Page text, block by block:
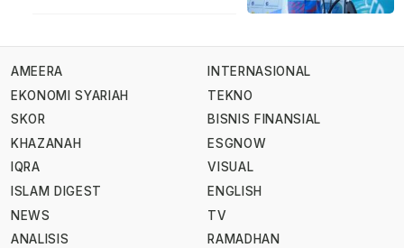
AMEERA
EKONOMI SYARIAH
SKOR
KHAZANAH
IQRA
ISLAM DIGEST
NEWS
ANALISIS
INTERNASIONAL
TEKNO
BISNIS FINANSIAL
ESGNOW
VISUAL
ENGLISH
TV
RAMADHAN